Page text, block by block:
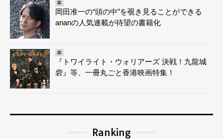
本
岡田准一の“頭の中”を覗き見ることができる
ananの人気連載が待望の書籍化
本
『トワイライト・ウォリアーズ 決戦！九龍城
砦』等、一冊丸ごと香港映画特集！
Ranking